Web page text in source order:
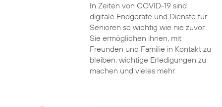
In Zeiten von COVID-19 sind
digitale Endgeräte und Dienste für
Senioren so wichtig wie nie zuvor.
Sie ermöglichen ihnen, mit
Freunden und Familie in Kontakt zu
bleiben, wichtige Erledigungen zu
machen und vieles mehr.